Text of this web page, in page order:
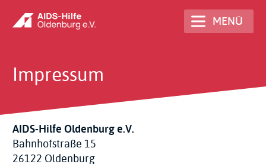
Direkt
zum
MENÜ
Impressum
AIDS-Hilfe Oldenburg e.V.
Bahnhofstraße 15
26122 Oldenburg